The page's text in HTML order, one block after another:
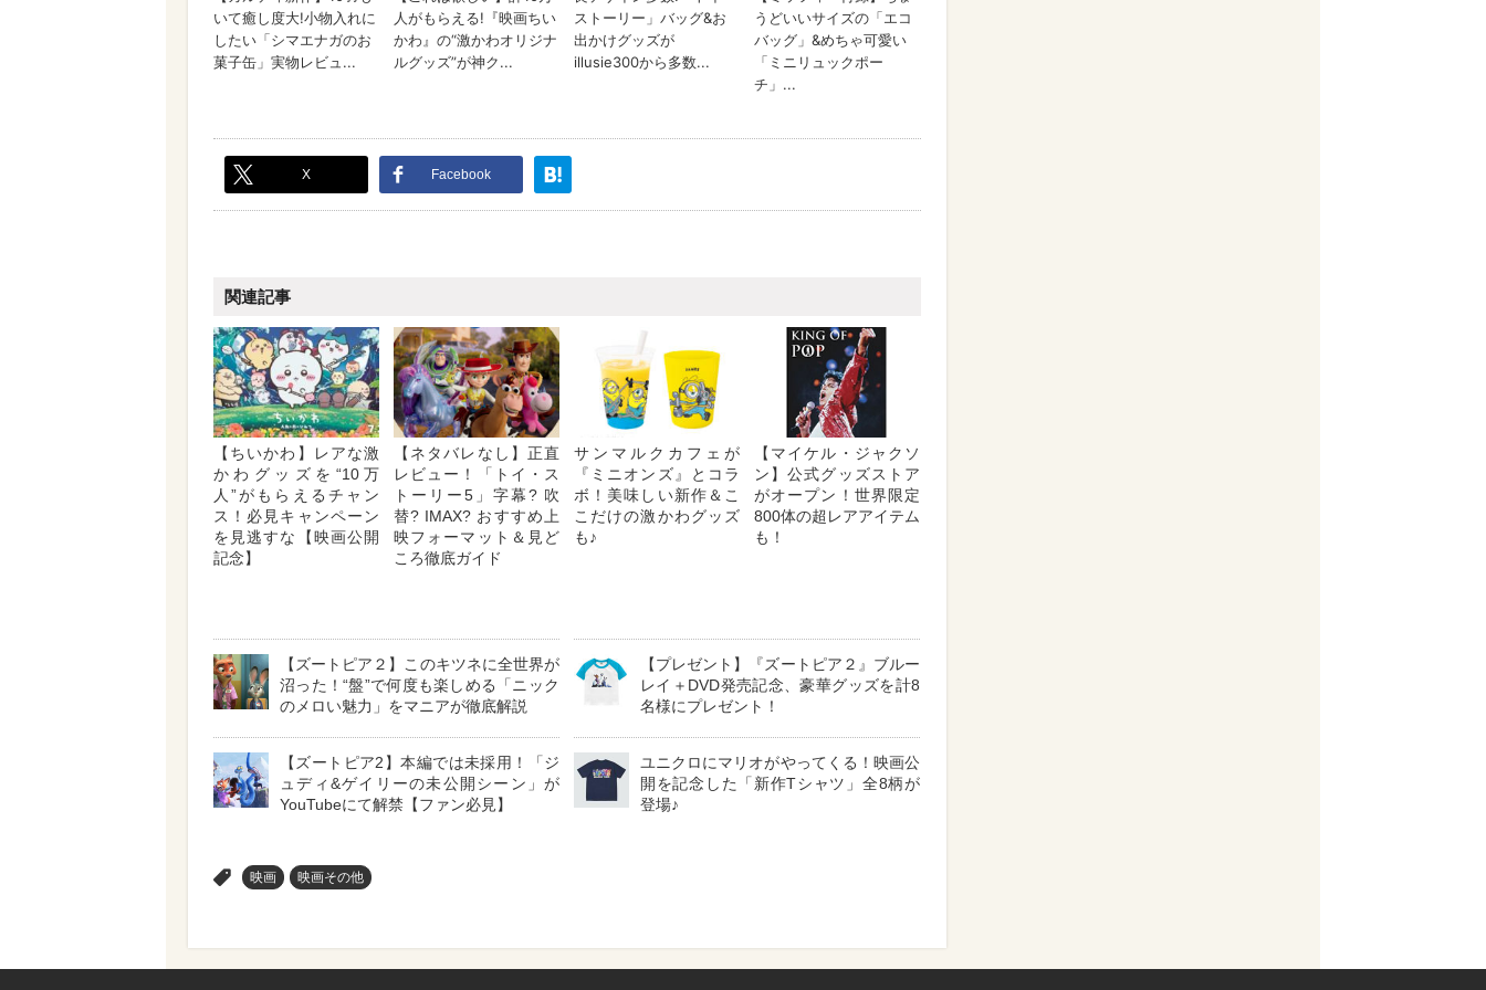
X Facebook
関連記事
【ちいかわ】レアな激
かわグッズを“10万
人”がもらえるチャン
ス！必見キャンペーン
を見逃すな【映画公開
記念】
【ネタバレなし】正直
レビュー！「トイ・ス
トーリー5」字幕? 吹
替? IMAX? おすすめ上
映フォーマット＆見ど
ころ徹底ガイド
サンマルクカフェが
『ミニオンズ』とコラ
ボ！美味しい新作＆こ
こだけの激かわグッズ
も♪
【マイケル・ジャクソ
ン】公式グッズストア
がオープン！世界限定
800体の超レアアイテム
も！
【ズートピア２】このキツネに全世界が
沼った！“盤”で何度も楽しめる「ニック
のメロい魅力」をマニアが徹底解説
【プレゼント】『ズートピア２』ブルー
レイ＋DVD発売記念、豪華グッズを計8
名様にプレゼント！
【ズートピア2】本編では未採用！「ジ
ュディ&ゲイリーの未公開シーン」が
YouTubeにて解禁【ファン必見】
ユニクロにマリオがやってくる！映画公
開を記念した「新作Tシャツ」全8柄が
登場♪
映画 映画その他